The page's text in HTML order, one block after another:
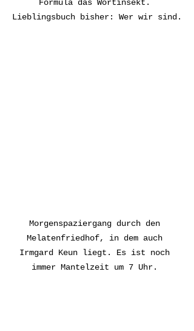
Formula das Wortinsekt.
Lieblingsbuch bisher: Wer wir sind.
Morgenspaziergang durch den
Melatenfriedhof, in dem auch
Irmgard Keun liegt. Es ist noch
immer Mantelzeit um 7 Uhr.